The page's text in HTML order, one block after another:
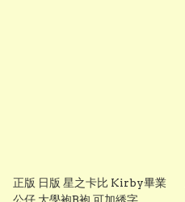
正版 日版 星之卡比 Kirby畢業